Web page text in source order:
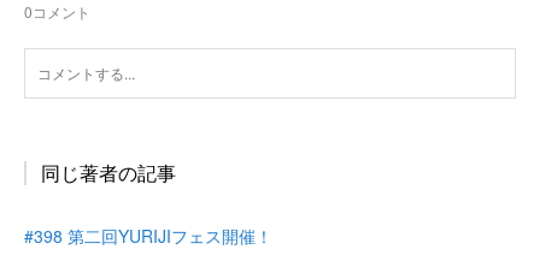
0コメント
同じ著者の記事
#398 第二回YURIJIフェス開催！